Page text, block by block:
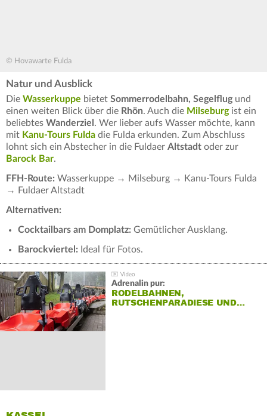
© Hovawarte Fulda
Natur und Ausblick
Die Wasserkuppe bietet Sommerrodelbahn, Segelflug und
einen weiten Blick über die Rhön. Auch die Milseburgist ein
beliebtes Wanderziel . Wer lieber aufs Wasser möchte, kann
mit Kanu-Tours Fulda die Fulda erkunden. Zum Abschluss
lohnt sich ein Abstecher in die Fuldaer Altstadt oder zur
Barock Bar.
FFH-Route: Wasserkuppe → Milseburg → Kanu-Tours Fulda
→ Fuldaer Altstadt
Alternativen:
Cocktailbars am Domplatz: Gemütlicher Ausklang.
Barockviertel: Ideal für Fotos.
Adrenalin pur:
RODELBAHNEN,
RUTSCHENPARADIESE UND…